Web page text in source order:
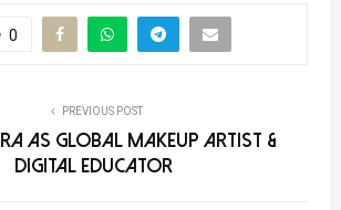
0
PREVIOUS POST
AS GLOBAL MAKEUP ARTIST &
DIGITAL EDUCATOR